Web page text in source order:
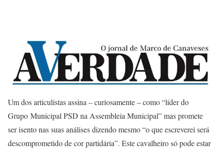
Um dos articulistas assina – curiosamente – como “líder do
Grupo Municipal PSD na Assembleia Municipal” mas promete
ser isento nas suas análises dizendo mesmo “o que escreverei será
descomprometido de cor partidária”. Este cavalheiro só pode estar